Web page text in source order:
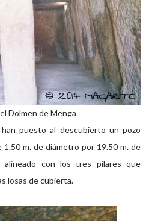
Dolmen de Menga
han puesto al descubierto un pozo
1.50 m. de diámetro por 19.50 m. de
alineado con los tres pilares que
losas de cubierta.